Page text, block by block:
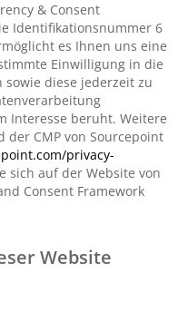
& Consent
Identifikationsnummer 6
es Ihnen uns eine
Einwilligung in die
diese jederzeit zu
Interesse beruht. Weitere
CMP von Sourcepoint
privacy-
sich auf der Website von
Consent Framework
Website